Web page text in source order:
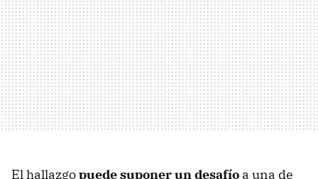
El hallazgopuede suponer un desafío a una de